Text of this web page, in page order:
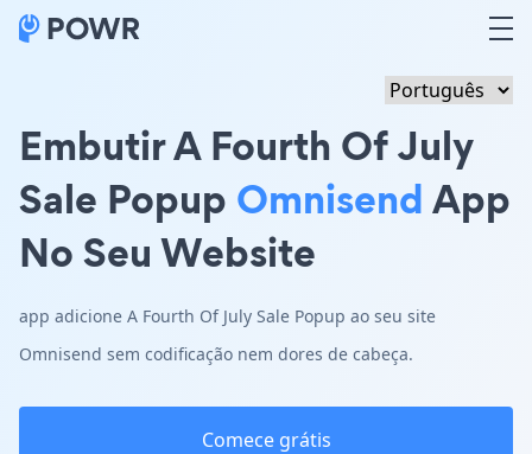
Embutir A Fourth Of July
Sale Popup OmnisendApp
No Seu Website
app adicione A Fourth Of July Sale Popup ao seu site
Omnisend sem codificação nem dores de cabeça.
Comece grátis